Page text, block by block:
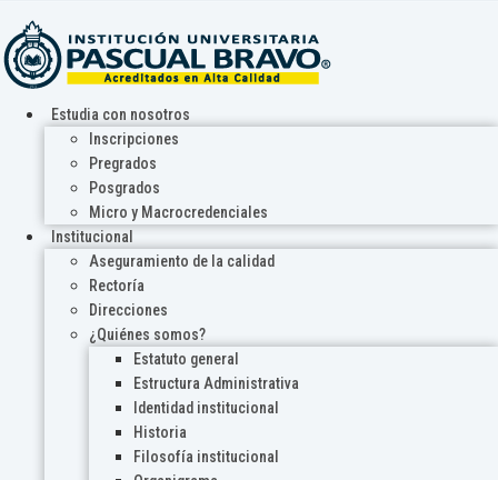
Estudia con nosotros
Inscripciones
Pregrados
Posgrados
Micro y Macrocredenciales
Institucional
Aseguramiento de la calidad
Rectoría
Direcciones
¿Quiénes somos?
Estatuto general
Estructura Administrativa
Identidad institucional
Historia
Filosofía institucional